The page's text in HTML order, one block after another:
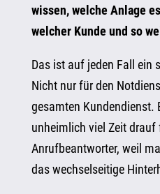
wissen, welche Anlage
welcher Kunde und so
Das ist auf jeden Fall ein
Nicht nur für den
gesamten Kundendienst.
unheimlich viel Zeit drauf
Anrufbeantworter, weil
das wechselseitige